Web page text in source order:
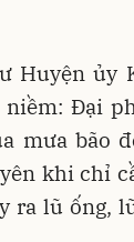
Huyện ủy
Đại
mưa bão
khi chỉ
ra lũ ống,